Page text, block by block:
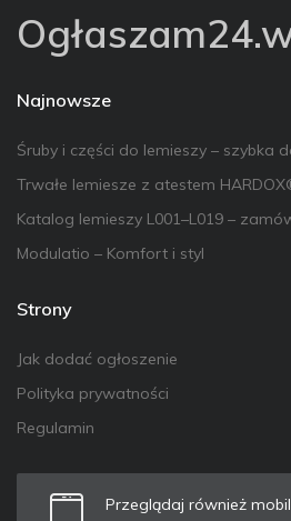
Najnowsze
Śruby i części do lemieszy – szybka
Trwałe lemiesze z atestem
Katalog lemieszy L001–L019 –
Modulatio – Komfort i styl
Strony
Jak dodać ogłoszenie
Polityka prywatności
Regulamin
Przeglądaj również